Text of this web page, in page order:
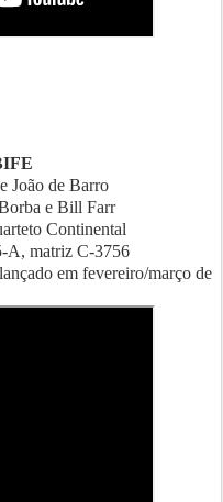
João de Barro
e Bill Farr
Continental
A, matriz C-3756
em fevereiro/março de